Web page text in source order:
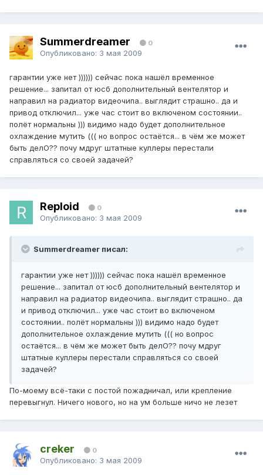
Summerdreamer 0
Опубликовано: 3 мая 2009
гарантии уже нет )))))) сейчас пока нашёл временное
решение... запитал от юсб дополнительный вентелятор и
направил на радиатор видеочипа.. выглядит страшно.. да и
привод отключил... уже час стоит во включеном состоянии..
полёт нормальны ))) видимо надо будет дополнительное
охлаждение мутить ((( но вопрос остаётся... в чём же может
быть делО?? почу мдруг штатные куллеры перестали
справляться со своей задачей?
Reploid 0
Опубликовано: 3 мая 2009
Summerdreamer писал:
гарантии уже нет )))))) сейчас пока нашёл временное
решение... запитал от юсб дополнительный вентелятор и
направил на радиатор видеочипа.. выглядит страшно.. да
и привод отключил... уже час стоит во включеном
состоянии.. полёт нормальны ))) видимо надо будет
дополнительное охлаждение мутить ((( но вопрос
остаётся... в чём же может быть делО?? почу мдруг
штатные куллеры перестали справляться со своей
задачей?
По-моему всё-таки с постой пожадничал, или крепление
перевыгнул. Ничего нового, но на ум больше ничо не лезет
creker 0
Опубликовано: 3 мая 2009